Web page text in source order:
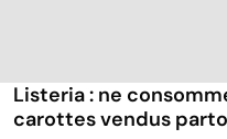
Listeria : ne
carottes vendus